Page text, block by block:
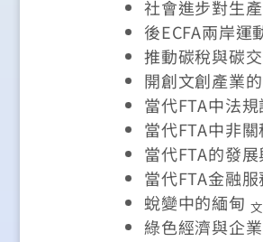
社會進步對生
後ECFA兩岸運
推動碳稅與碳
開創文創產業
當代FTA中法
當代FTA中非
當代FTA的發
當代FTA金融
蛻變中的緬甸
綠色經濟與企